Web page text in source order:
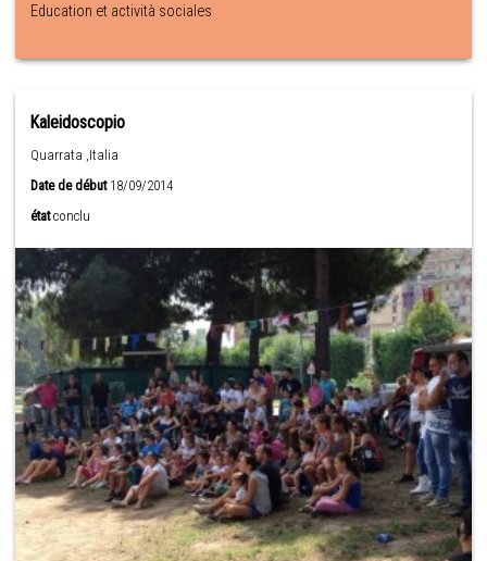
Education et actività sociales
Kaleidoscopio
Quarrata ,Italia
Date de début18/09/2014
état conclu